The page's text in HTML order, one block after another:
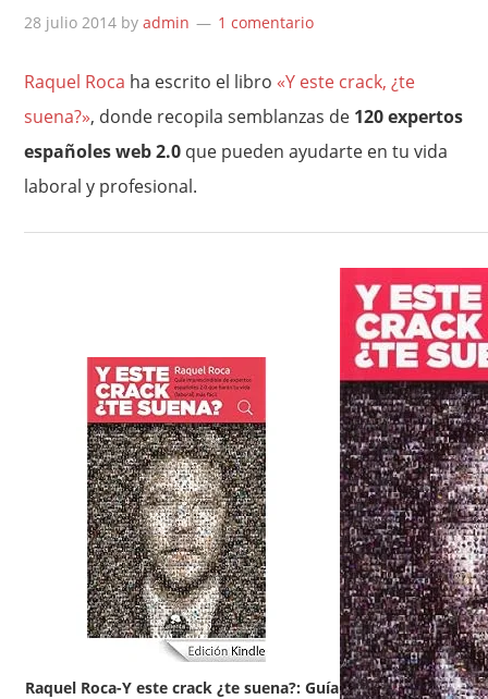
28 julio 2014 byadmin 1 comentario
Raquel Roca ha escrito el libro «Y este crack, ¿te
suena?», donde recopila semblanzas de 120 expertos
españoles web 2.0 que pueden ayudarte en tu vida
laboral y profesional.
Raquel Roca-Y este crack ¿te suena?: Guía